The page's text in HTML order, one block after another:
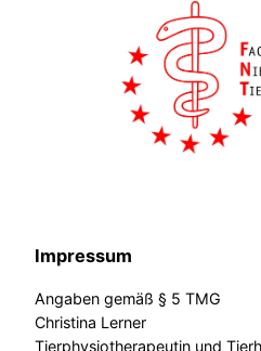
Impressum
Angaben gemäß § 5 TMG
Christina Lerner
Tierphysiotherapeutin und